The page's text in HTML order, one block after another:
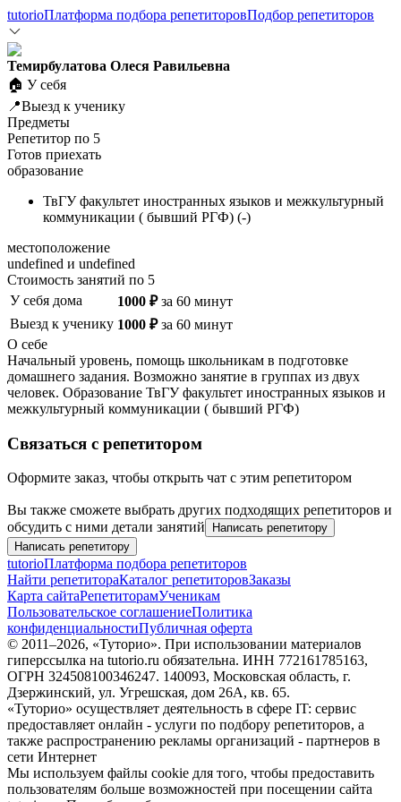
tutorioПлатформа подбора репетиторовПодбор репетиторов
Темирбулатова Олеся Равильевна
🏠 У себя
📍Выезд к ученику
Предметы
Репетитор по 5
Готов приехать
образование
ТвГУ факультет иностранных языков и межкультурный
коммуникации ( бывший РГФ) (-)
местоположение
undefined и undefined
Стоимость занятий по 5
У себя дома
1000 ₽ за 60 минут
Выезд к ученику 1000 ₽ за 60 минут
О себе
Начальный уровень, помощь школьникам в подготовке
домашнего задания. Возможно занятие в группах из двух
человек. Образование ТвГУ факультет иностранных языков и
межкультурный коммуникации ( бывший РГФ)
Связаться с репетитором
Оформите заказ, чтобы открыть чат с этим репетитором
Вы также сможете выбрать других подходящих репетиторов и
обсудить с ними детали занятий
Написать репетитору
Написать репетитору
tutorioПлатформа подбора репетиторов
Найти репетитораКаталог репетиторовЗаказы
Карта сайтаРепетиторамУченикам
Пользовательское соглашениеПолитика
конфиденциальностиПубличная оферта
© 2011–2026, «Туторио». При использовании материалов
гиперссылка на tutorio.ru обязательна. ИНН 772161785163,
ОГРН 324508100346247. 140093, Московская область, г.
Дзержинский, ул. Угрешская, дом 26А, кв. 65.
«Туторио» осуществляет деятельность в сфере IT: сервис
предоставляет онлайн - услуги по подбору репетиторов, а
также распространению рекламы организаций - партнеров в
сети Интернет
Мы используем файлы cookie для того, чтобы предоставить
пользователям больше возможностей при посещении сайта